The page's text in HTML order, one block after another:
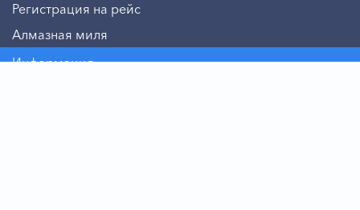
Регистрация на рейс
Алмазная миля
Информация